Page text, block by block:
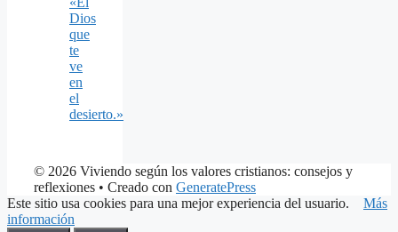
Dios
que
te
ve
en
el
desierto.»
© 2026 Viviendo según los valores cristianos: consejos y
reflexiones • Creado con GeneratePress
Este sitio usa cookies para una mejor experiencia del usuario. Más
información